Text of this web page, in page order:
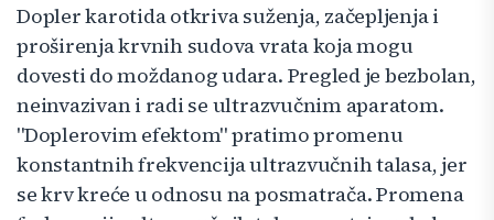
Dopler karotida otkriva suženja, začepljenja i
proširenja krvnih sudova vrata koja mogu
dovesti do moždanog udara. Pregled je bezbolan,
neinvazivan i radi se ultrazvučnim aparatom.
"Doplerovim efektom" pratimo promenu
konstantnih frekvencija ultrazvučnih talasa, jer
se krv kreće u odnosu na posmatrača. Promena